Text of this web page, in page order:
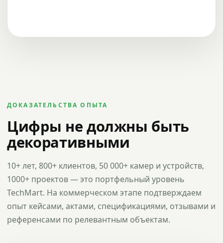
ДОКАЗАТЕЛЬСТВА ОПЫТА
Цифры не должны быть
декоративными
10+ лет, 800+ клиентов, 50 000+ камер и устройств,
1000+ проектов — это портфельный уровень
TechMart. На коммерческом этапе подтверждаем
опыт кейсами, актами, спецификациями, отзывами и
референсами по релевантным объектам.